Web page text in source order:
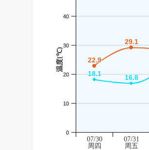
温度(℃) 22.9
22.9
29.1
29.1
18.1
18.1 16.8
16.8
0
10
20
30
40
07/30
周四
07/31
周五